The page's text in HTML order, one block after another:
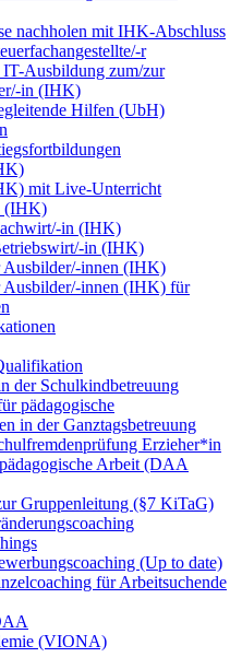
nachholen mit IHK-Abschluss
r
Ausbildung zum/zur
in (IHK)
Hilfen (UbH)
mit Live-Unterricht
(IHK)
in (IHK)
in (IHK)
Ausbilder/-innen (IHK)
Ausbilder/-innen (IHK) für
der Schulkindbetreuung
pädagogische
in der Ganztagsbetreuung
Erzieher*in
Arbeit (DAA
Gruppenleitung (§7 KiTaG)
(Up to date)
für Arbeitsuchende
(VIONA)